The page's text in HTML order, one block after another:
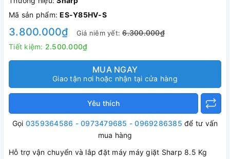
Mã sản phẩm:ES-Y85HV-S
3.800.000₫ Giá niêm yết:6.300.000₫
Tiết kiệm: 2.500.000₫
MUA NGAY
Giao tận nơi hoặc nhận tại cửa hàng
Yêu thích
Gọi 0359364586 - 0973479685 - 0969286385 để tư vấn
mua hàng
Hỗ trợ vận chuyển và lắp đặt máy máy giặt Sharp 8.5 Kg